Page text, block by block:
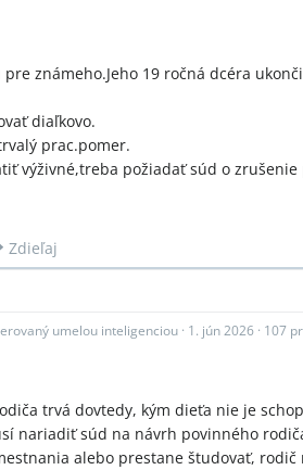
známeho.Jeho 19 ročná dcéra
diaľkovo.
prac.pomer.
výživné,treba požiadať súd o zrušenie
Zdieľaj
umelou inteligenciou · 1. jún 2026 · 107
trvá dovtedy, kým dieťa nie je
nariadiť súd na návrh povinného
alebo prestane študovať, rodič